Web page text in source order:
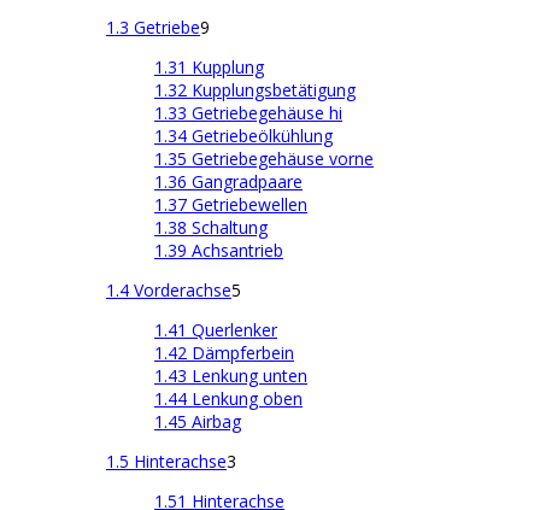
1.3 Getriebe9
1.31 Kupplung
1.32 Kupplungsbetätigung
1.33 Getriebegehäuse hi
1.34 Getriebeölkühlung
1.35 Getriebegehäuse vorne
1.36 Gangradpaare
1.37 Getriebewellen
1.38 Schaltung
1.39 Achsantrieb
1.4 Vorderachse5
1.41 Querlenker
1.42 Dämpferbein
1.43 Lenkung unten
1.44 Lenkung oben
1.45 Airbag
1.5 Hinterachse3
1.51 Hinterachse